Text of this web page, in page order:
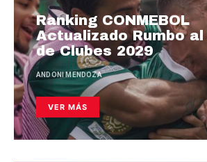
Ranking CONMEBOL
Actualizado Rumbo al
de Clubes 2029
ANDONI MENDOZA
VER MÁS